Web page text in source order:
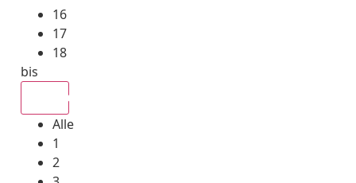
16
17
18
bis
Alle
1
2